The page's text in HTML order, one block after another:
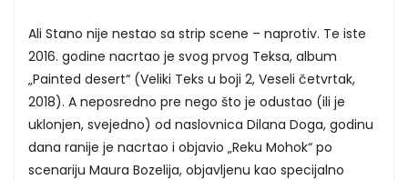
Ali Stano nije nestao sa strip scene – naprotiv. Te iste
2016. godine nacrtao je svog prvog Teksa, album
„Painted desert“ (Veliki Teks u boji 2, Veseli četvrtak,
2018). A neposredno pre nego što je odustao (ili je
uklonjen, svejedno) od naslovnica Dilana Doga, godinu
dana ranije je nacrtao i objavio „Reku Mohok“ po
scenariju Maura Bozelija, objavljenu kao specijalno